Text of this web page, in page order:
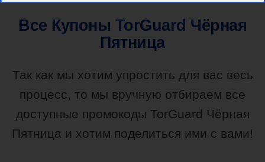
Все Купоны TorGuard Чёрная
Пятница
Так как мы хотим упростить для вас весь
процесс, то мы вручную отбираем все
доступные промокоды TorGuard Чёрная
Пятница и хотим поделиться ими с вами!